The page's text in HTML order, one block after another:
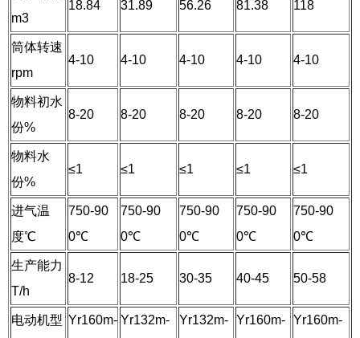
m3
18.84 31.89 56.26 81.38 118
筒体转速
rpm
4-10 4-10 4-10 4-10 4-10
物料初水
份%
8-20 8-20 8-20 8-20 8-20
物料水
份%
≤1 ≤1 ≤1 ≤1 ≤1
进气温
度℃
750-90
0℃
750-90
0℃
750-90
0℃
750-90
0℃
750-90
0℃
生产能力
T/h
8-12 18-25 30-35 40-45 50-58
电动机型 Yr160m- Yr132m-
Yr132m- Yr160m- Yr160m-